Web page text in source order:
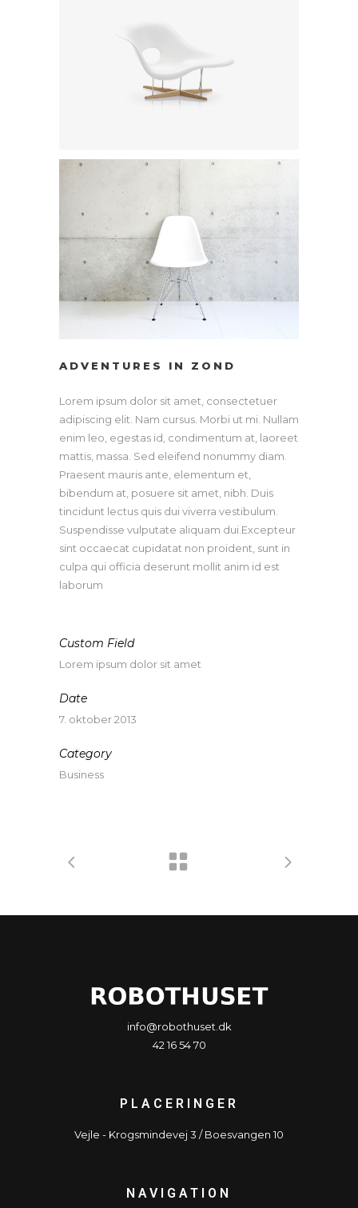
ADVENTURES IN ZOND
Lorem ipsum dolor sit amet, consectetuer
adipiscing elit. Nam cursus. Morbi ut mi. Nullam
enim leo, egestas id, condimentum at, laoreet
mattis, massa. Sed eleifend nonummy diam.
Praesent mauris ante, elementum et,
bibendum at, posuere sit amet, nibh. Duis
tincidunt lectus quis dui viverra vestibulum.
Suspendisse vulputate aliquam dui.Excepteur
sint occaecat cupidatat non proident, sunt in
culpa qui officia deserunt mollit anim id est
laborum
Custom Field
Lorem ipsum dolor sit amet
Date
7. oktober 2013
Category
Business
info@robothuset.dk
42 16 54 70
PLACERINGER
Vejle - Krogsmindevej 3 / Boesvangen 10
NAVIGATION